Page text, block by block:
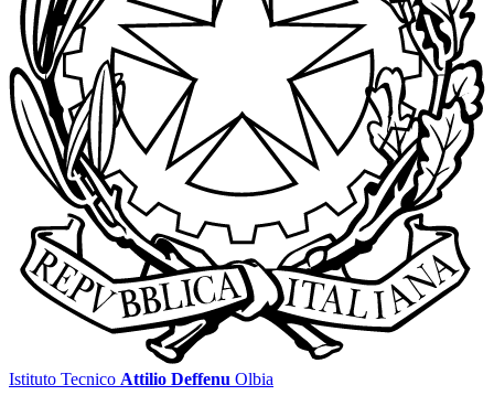
Istituto Tecnico Attilio Deffenu Olbia